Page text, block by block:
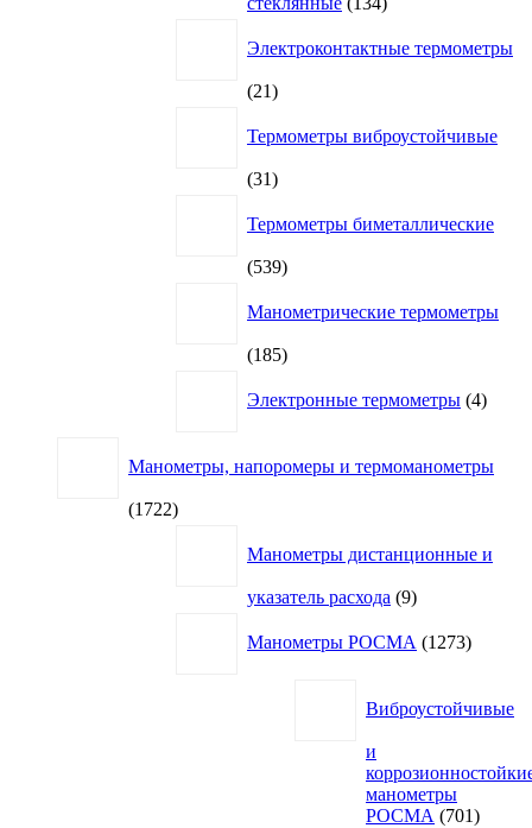
Электроконтактные термометры
2121
Термометры виброустойчивые
3131
Термометры биметаллические
539539
Манометрические термометры
185185
Электронные термометры 4товара
Манометры, напоромеры и термоманометры
17221722
Манометры дистанционные и
указатель расхода 99
Манометры РОСМА
1273товара
Виброустойчивые
и
манометры
РОСМА
701701